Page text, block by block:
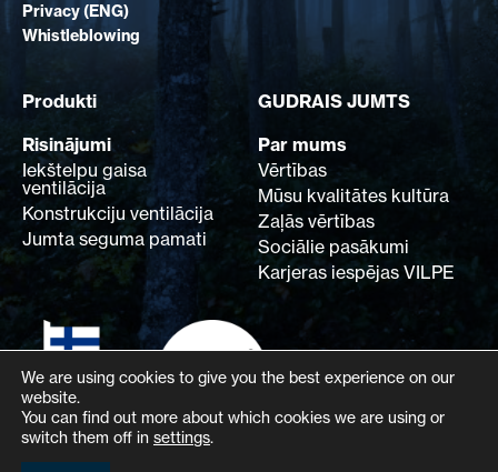
Privacy (ENG)
Whistleblowing
Produkti
GUDRAIS JUMTS
Risinājumi
Iekštelpu gaisa
ventilācija
Konstrukciju ventilācija
Jumta seguma pamati
Par mums
Vērtības
Mūsu kvalitātes kultūra
Zaļās vērtības
Sociālie pasākumi
Karjeras iespējas VILPE
We are using cookies to give you the best experience on our
website.
You can find out more about which cookies we are using or
switch them off in settings.